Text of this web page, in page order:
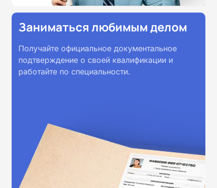
Заниматься любимым делом
Получайте официальное документальное
подтверждение о своей квалификации и
работайте по специальности.